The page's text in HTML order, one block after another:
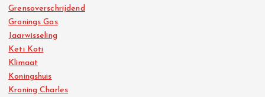
Grensoverschrijdend
Gronings Gas
Jaarwisseling
Keti Koti
Klimaat
Koningshuis
Kroning Charles